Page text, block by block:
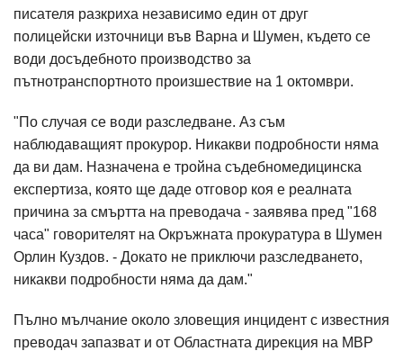
писателя разкриха независимо един от друг
полицейски източници във Варна и Шумен, където се
води досъдебното производство за
пътнотранспортното произшествие на 1 октомври.
"По случая се води разследване. Аз съм
наблюдаващият прокурор. Никакви подробности няма
да ви дам. Назначена е тройна съдебномедицинска
експертиза, която ще даде отговор коя е реалната
причина за смъртта на преводача - заявява пред "168
часа" говорителят на Окръжната прокуратура в Шумен
Орлин Куздов. - Докато не приключи разследването,
никакви подробности няма да дам."
Пълно мълчание около зловещия инцидент с известния
преводач запазват и от Областната дирекция на МВР